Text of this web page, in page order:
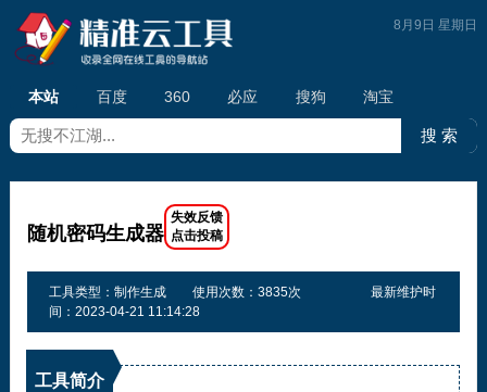
本站 百度 360 必应 搜狗 淘宝
8月9日 星期日
随机密码生成器
工具类型：制作生成 使用次数：3835次
最新维护时
间：2023-04-21 11:14:28
工具简介